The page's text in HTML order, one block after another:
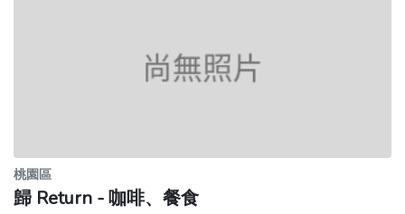
桃園區
歸 Return - 咖啡、餐食